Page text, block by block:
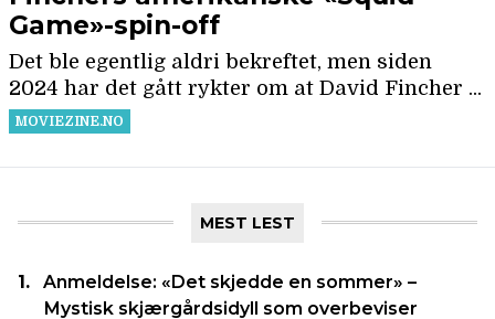
MEST LEST
Anmeldelse: «Det skjedde en sommer» –
Mystisk skjærgårdsidyll som overbeviser